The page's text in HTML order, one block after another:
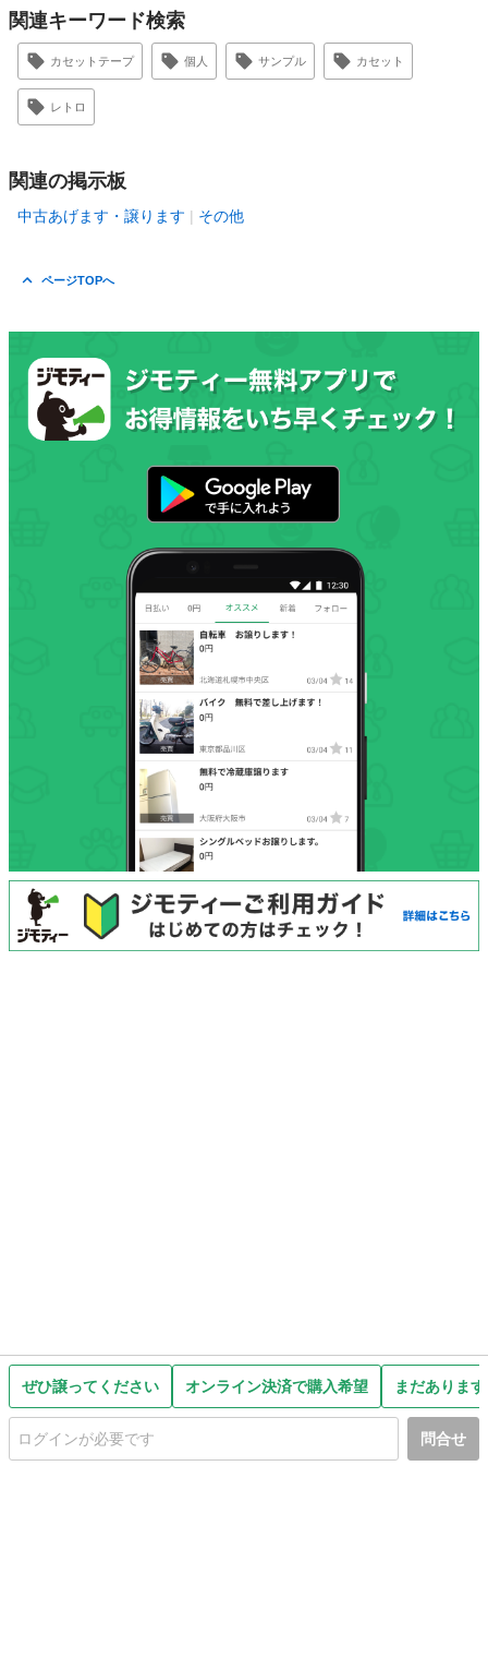
ぜひ譲ってください オンライン決済で購入希望 まだありま
問合せ
関連キーワード検索
カセットテープ 個人 サンプル カセット
レトロ
関連の掲示板
中古あげます・譲ります その他
ページTOPへ